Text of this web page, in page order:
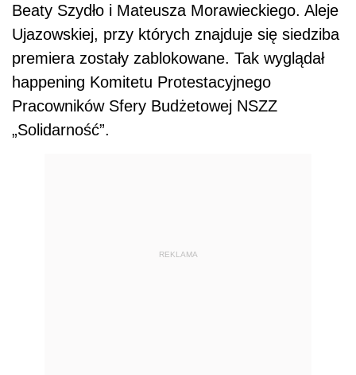
Beaty Szydło i Mateusza Morawieckiego. Aleje
Ujazowskiej, przy których znajduje się siedziba
premiera zostały zablokowane. Tak wyglądał
happening Komitetu Protestacyjnego
Pracowników Sfery Budżetowej NSZZ
„Solidarność”.
REKLAMA